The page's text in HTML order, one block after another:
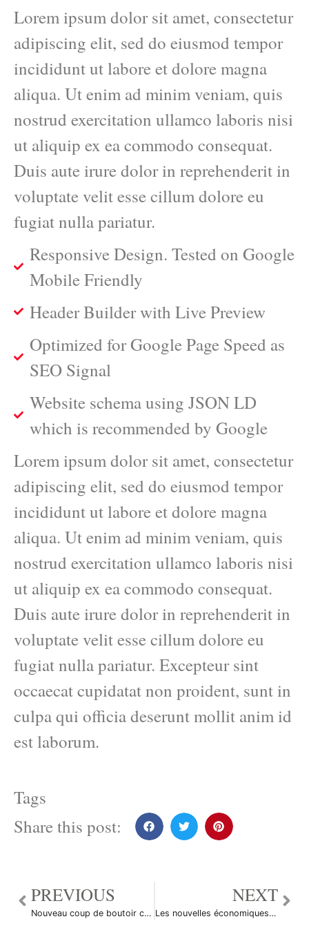
Lorem ipsum dolor sit amet, consectetur
adipiscing elit, sed do eiusmod tempor
incididunt ut labore et dolore magna
aliqua. Ut enim ad minim veniam, quis
nostrud exercitation ullamco laboris nisi
ut aliquip ex ea commodo consequat.
Duis aute irure dolor in reprehenderit in
voluptate velit esse cillum dolore eu
fugiat nulla pariatur.
Responsive Design. Tested on Google
Mobile Friendly
Header Builder with Live Preview
Optimized for Google Page Speed as
SEO Signal
Website schema using JSON LD
which is recommended by Google
Lorem ipsum dolor sit amet, consectetur
adipiscing elit, sed do eiusmod tempor
incididunt ut labore et dolore magna
aliqua. Ut enim ad minim veniam, quis
nostrud exercitation ullamco laboris nisi
ut aliquip ex ea commodo consequat.
Duis aute irure dolor in reprehenderit in
voluptate velit esse cillum dolore eu
fugiat nulla pariatur. Excepteur sint
occaecat cupidatat non proident, sunt in
culpa qui officia deserunt mollit anim id
est laborum.
Tags
Share this post:
PREVIOUS
Nouveau coup de boutoir contre l’euro
NEXT
Les nouvelles économiques en bref du 25 mars